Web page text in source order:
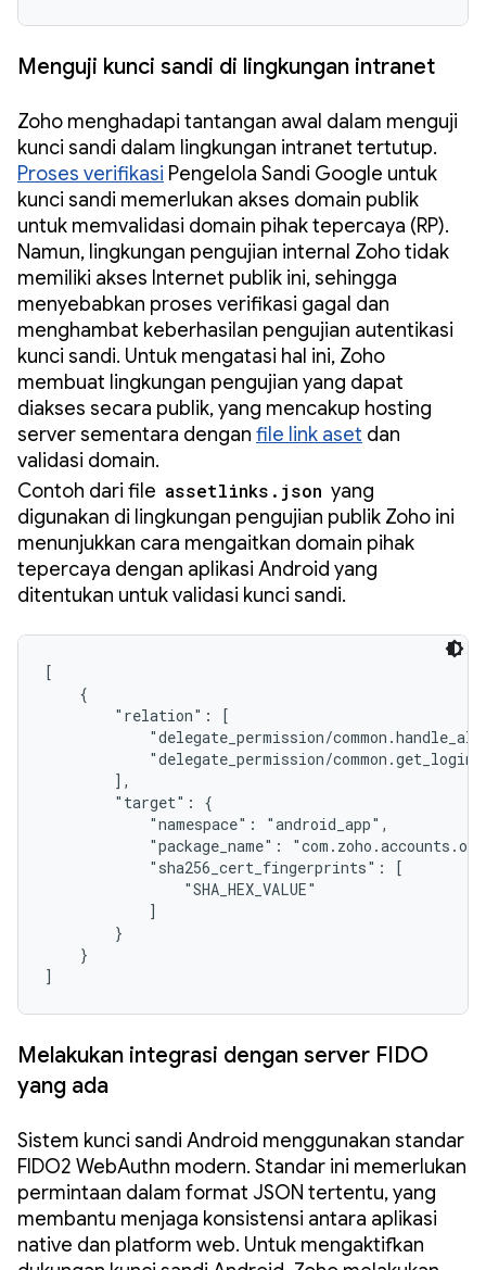
Menguji kunci sandi di lingkungan intranet
Zoho menghadapi tantangan awal dalam menguji
kunci sandi dalam lingkungan intranet tertutup.
Proses verifikasi Pengelola Sandi Google untuk
kunci sandi memerlukan akses domain publik
untuk memvalidasi domain pihak tepercaya (RP).
Namun, lingkungan pengujian internal Zoho tidak
memiliki akses Internet publik ini, sehingga
menyebabkan proses verifikasi gagal dan
menghambat keberhasilan pengujian autentikasi
kunci sandi. Untuk mengatasi hal ini, Zoho
membuat lingkungan pengujian yang dapat
diakses secara publik, yang mencakup hosting
server sementara dengan file link aset dan
validasi domain.
Contoh dari file assetlinks.json yang
digunakan di lingkungan pengujian publik Zoho ini
menunjukkan cara mengaitkan domain pihak
tepercaya dengan aplikasi Android yang
ditentukan untuk validasi kunci sandi.
[
    {
        "relation": [
"delegate_permission/
"delegate_permission/
        ],
        "target": {
            "namespace": "android_app",
"package_name":
            "sha256_cert_fingerprints": [
                "SHA_HEX_VALUE"
            ]
        }
    }
]
Melakukan integrasi dengan server FIDO
yang ada
Sistem kunci sandi Android menggunakan standar
FIDO2 WebAuthn modern. Standar ini memerlukan
permintaan dalam format JSON tertentu, yang
membantu menjaga konsistensi antara aplikasi
native dan platform web. Untuk mengaktifkan